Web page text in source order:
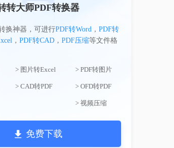
转大师PDF转换器
换神器，可进行PDF转Word， PDF转
， PDF转CAD， PDF压缩等文件格
> 图片转Excel > PDF转图片
> CAD转PDF > OFD转PDF
> 视频压缩
免费下载